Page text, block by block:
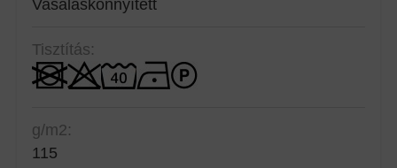
Tisztítás:
g/m2:
115